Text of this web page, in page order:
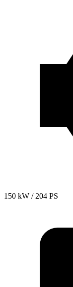
150 kW / 204 PS